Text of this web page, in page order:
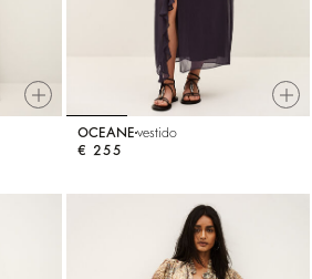
OCEANE vestido
€ 255